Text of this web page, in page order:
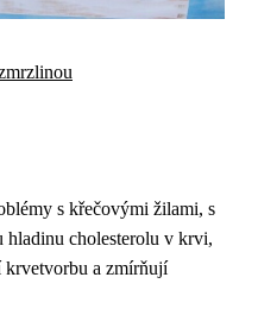
s křečovými žilami, s
hladinu cholesterolu v krvi,
a zmírňují